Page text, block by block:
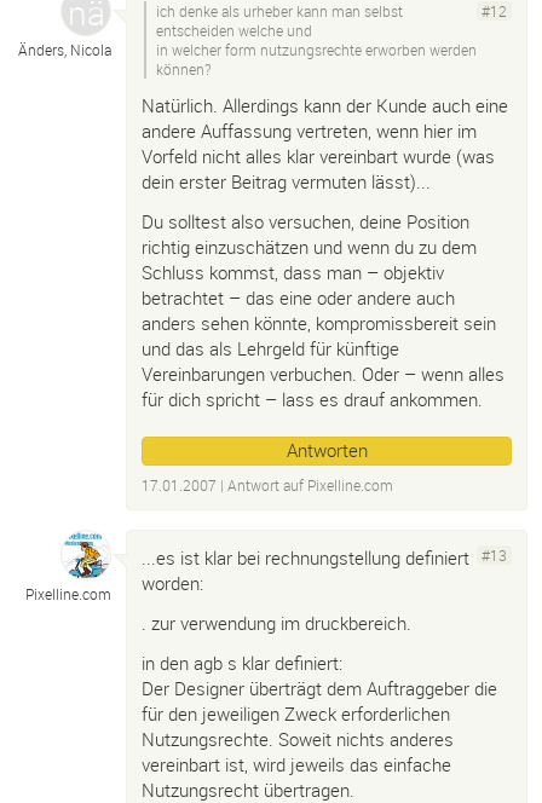
Änders, Nicola
#12
ich denke als urheber kann man selbst
entscheiden welche und
in welcher form nutzungsrechte erworben werden
können?
Natürlich. Allerdings kann der Kunde auch eine
andere Auffassung vertreten, wenn hier im
Vorfeld nicht alles klar vereinbart wurde (was
dein erster Beitrag vermuten lässt)...
Du solltest also versuchen, deine Position
richtig einzuschätzen und wenn du zu dem
Schluss kommst, dass man – objektiv
betrachtet – das eine oder andere auch
anders sehen könnte, kompromissbereit sein
und das als Lehrgeld für künftige
Vereinbarungen verbuchen. Oder – wenn alles
für dich spricht – lass es drauf ankommen.
Antworten
17.01.2007 | Antwort auf Pixelline.com
Pixelline.com
#13
...es ist klar bei rechnungstellung definiert
worden:
. zur verwendung im druckbereich.
in den agb s klar definiert:
Der Designer überträgt dem Auftraggeber die
für den jeweiligen Zweck erforderlichen
Nutzungsrechte. Soweit nichts anderes
vereinbart ist, wird jeweils das einfache
Nutzungsrecht übertragen.